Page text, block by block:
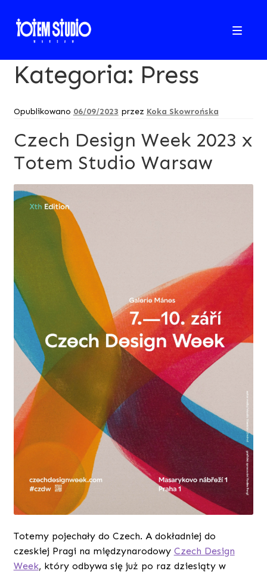
Przejdź
do
Przejdź
do
BLOG
CONTACT
Kategoria: Press
Opublikowano 06/09/2023 przez Koka Skowrońska
Czech Design Week 2023 x
Totem Studio Warsaw
Totemy pojechały do Czech. A dokładniej do
czeskiej Pragi na międzynarodowy Czech Design
Week, który odbywa się już po raz dziesiąty w